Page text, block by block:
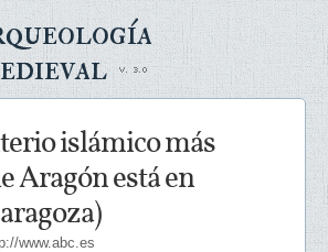
islámico más
Aragón está en
www.abc.es